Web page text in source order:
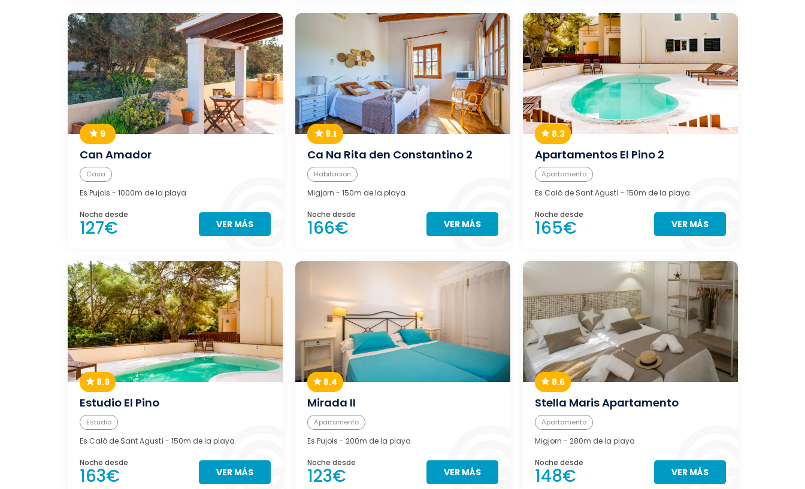
9
Can Amador
Casa
Es Pujols - 1000m de la playa
Noche desde
127€ VER MÁS
9.1
Ca Na Rita den Constantino 2
Habitacion
Migjorn - 150m de la playa
Noche desde
166€ VER MÁS
8.3
Apartamentos El Pino 2
Apartamento
Es Caló de Sant Agustí- 150m de la playa
Noche desde
165€ VER MÁS
8.9
Estudio El Pino
Estudio
Es Caló de Sant Agustí- 150m de la playa
Noche desde
163€ VER MÁS
8.4
Mirada II
Apartamento
Es Pujols - 200m de la playa
Noche desde
123€ VER MÁS
8.6
Stella Maris Apartamento
Apartamento
Migjorn - 280m de la playa
Noche desde
148€ VER MÁS